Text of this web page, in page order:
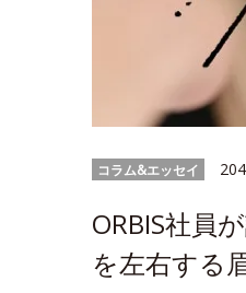
コラム&エッセイ
ORBIS社員
を左右する